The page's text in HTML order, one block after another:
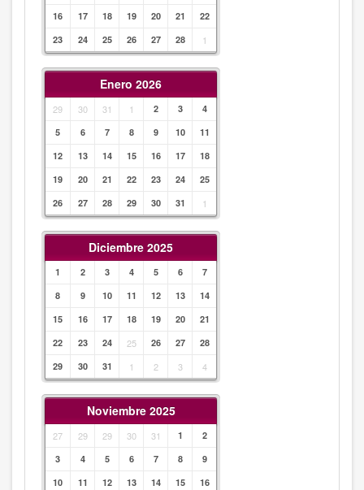
16
17 18 19 20 21
22
23
24 25 26 27 28 1
Enero 2026
29 30 31 1 2 3
4
5
6 7 8 9 10
11
12
13 14 15 16 17
18
19
20 21 22 23 24
25
26
27 28 29 30 31 1
Diciembre 2025
1 2 3 4 5 6
7
8
9 10 11 12 13
14
15
16 17 18 19 20
21
22
23 24 25 26 27
28
29
30 31 1 2 3 4
Noviembre 2025
27 29 29 30 31 1
2
3
4 5 6 7 8
9
10
11 12 13 14 15
16